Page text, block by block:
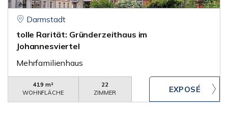
Darmstadt
tolle Rarität: Gründerzeithaus im
Johannesviertel
Mehrfamilienhaus
419 m²
WOHNFLÄCHE
22
ZIMMER